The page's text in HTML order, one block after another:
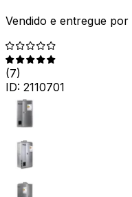
Vendido e entregue por
(7)
ID: 2110701